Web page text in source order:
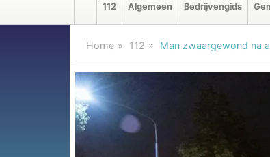
112 Algemeen Bedrijvengids
Home 112 Man zwaargewond na